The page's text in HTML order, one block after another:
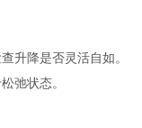
升降是否灵活自如。
弛状态。